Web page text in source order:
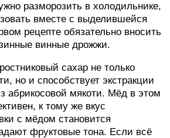
разморозить в холодильнике,
вместе с выделившейся
рецепте обязательно вносить
винные дрожжи.
сахар не только
но и способствует экстракции
абрикосовой мякоти. Мёд в этом
к тому же вкус
с мёдом становится
фруктовые тона. Если всё